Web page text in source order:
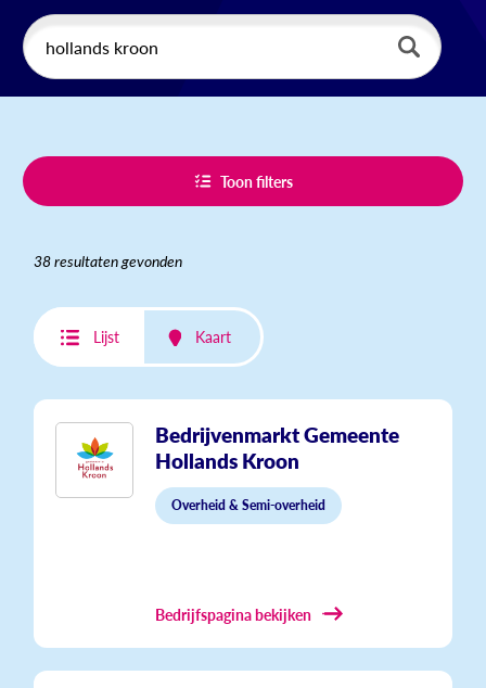
Toon filters
38 resultaten gevonden
Lijst Kaart
Bedrijvenmarkt Gemeente
Hollands Kroon
Overheid & Semi-overheid
Bedrijfspagina bekijken